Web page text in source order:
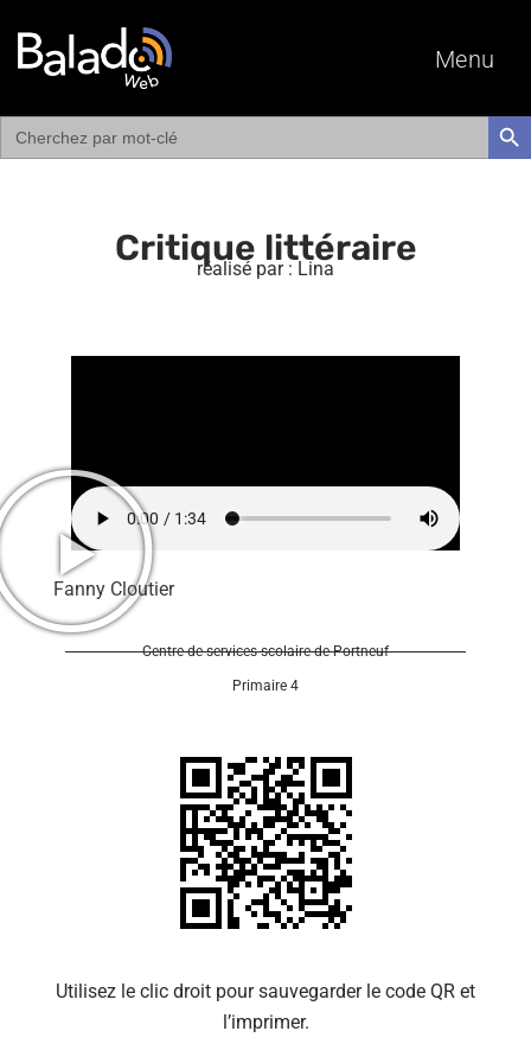
Menu
Search
for:
Critique littéraire
réalisé par : Lina
Fanny Cloutier
Centre de services scolaire de Portneuf
Primaire 4
Utilisez le clic droit pour sauvegarder le code QR et
l’imprimer.